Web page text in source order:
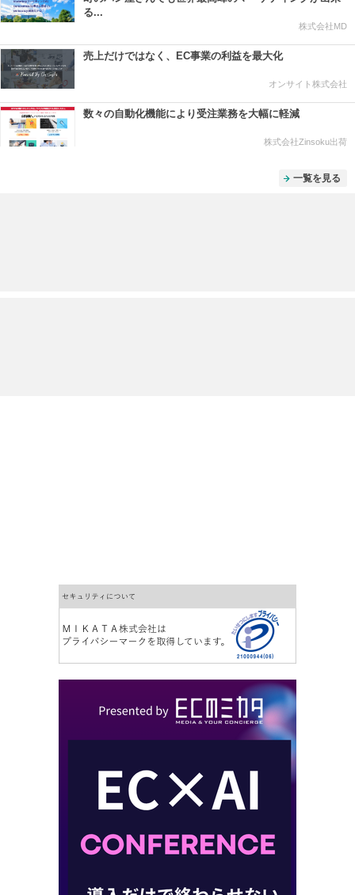
る...
株式会社MD
売上だけではなく、EC事業の利益を最大化
オンサイト株式会社
数々の自動化機能により受注業務を大幅に軽減
株式会社Zinsoku出荷
一覧を見る